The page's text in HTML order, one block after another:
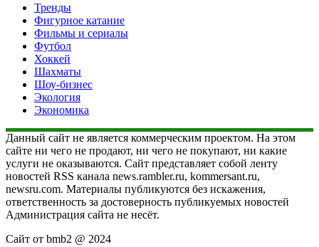
Тренды
Фигурное катание
Фильмы и сериалы
Футбол
Хоккей
Шахматы
Шоу-бизнес
Экология
Экономика
Данный сайт не является коммерческим проектом. На этом
сайте ни чего не продают, ни чего не покупают, ни какие
услуги не оказываются. Сайт представляет собой ленту
новостей RSS канала news.rambler.ru, kommersant.ru,
newsru.com. Материалы публикуются без искажения,
ответственность за достоверность публикуемых новостей
Администрация сайта не несёт.
Сайт от bmb2 @ 2024